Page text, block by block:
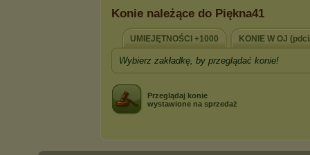
Konie należące do Piękna41
UMIEJĘTNOŚCI +1000 KONIE W OJ
Wybierz zakładkę, by przeglądać konie!
Przeglądaj konie
wystawione na sprzedaż